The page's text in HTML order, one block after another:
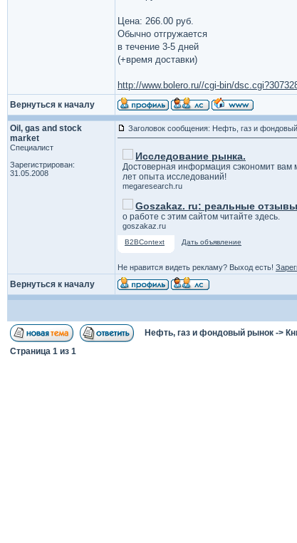
Цена: 266.00 руб.
Обычно отгружается
в течение 3-5 дней
(+время доставки)
http://www.bolero.ru//cgi-bin/
Вернуться к началу
Oil, gas and stock
market
Специалист
Зарегистрирован:
31.05.2008
Заголовок сообщения: Нефть, газ и
Исследование рынка.
Достоверная информация сэкономит вам
лет опыта исследований!
megaresearch.ru
Goszakaz. ru: реальные отзывы
о работе с этим сайтом читайте здесь.
goszakaz.ru
B2BContext Дать объявление
Не нравится видеть рекламу? Выход есть!
Вернуться к началу
Нефть, газ и фондовый рынок ->
Страница 1 из 1